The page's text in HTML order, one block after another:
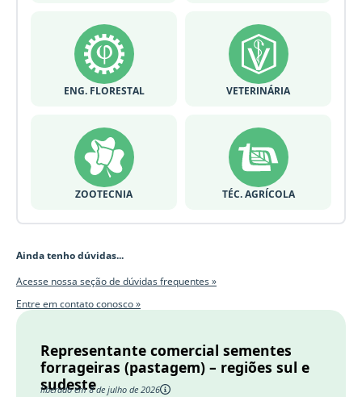
ENG. FLORESTAL VETERINÁRIA
ZOOTECNIA TÉC. AGRÍCOLA
Ainda tenho dúvidas...
Acesse nossa seção de dúvidas frequentes »
Entre em contato conosco »
Representante comercial sementes
forrageiras (pastagem) – regiões sul e
sudeste
liberado em 8 de julho de 2026